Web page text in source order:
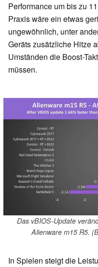
Performance um bis zu
Praxis wäre ein etwas
ungewöhnlich, unter
Geräts zusätzliche Hitze
Umständen die Boost-
müssen.
Das vBIOS-Update
Alienware m15 R5.
In Spielen steigt die